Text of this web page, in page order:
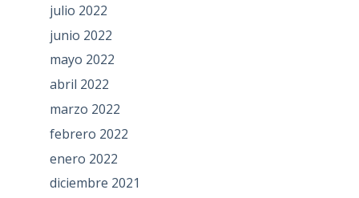
julio 2022
junio 2022
mayo 2022
abril 2022
marzo 2022
febrero 2022
enero 2022
diciembre 2021